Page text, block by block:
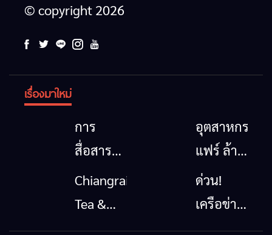
© copyright 2026
เรื่องมาใหม่
การ
สื่อสาร
โทรคมนาคม
กรณีภัย
อุตสาหกรรม
แฟร์ ล้าน
นาตะวัน
ออก
Chiangrai
Tea &
Coffee
ด่วน!
เครือข่าย
ลุ่มน้ำกก